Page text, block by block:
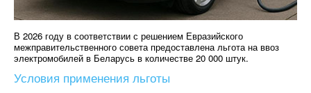
В 2026 году в соответствии с решением Евразийского
межправительственного совета предоставлена льгота на ввоз
электромобилей в Беларусь в количестве 20 000 штук.
Условия применения льготы